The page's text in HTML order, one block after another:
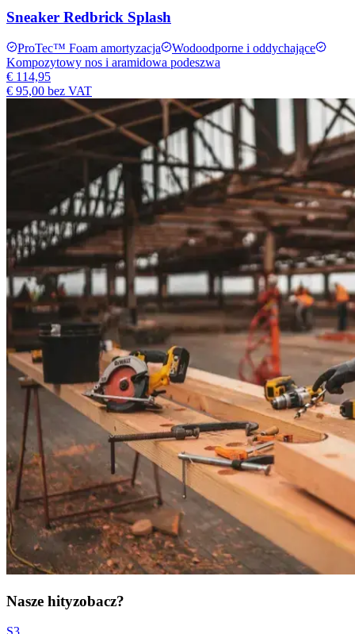
Sneaker Redbrick Splash
ProTec™ Foam amortyzacja
Wodoodporne i oddychające
Kompozytowy nos i aramidowa podeszwa
€ 114,95
€ 95,00 bez VAT
Nasze hityzobacz?